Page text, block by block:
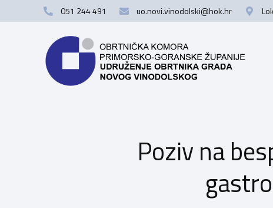
051 244 491 uo.novi.vinodolski@hok.hr
Poziv na